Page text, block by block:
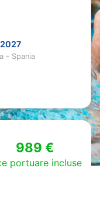
- Spania
989 €
portuare incluse